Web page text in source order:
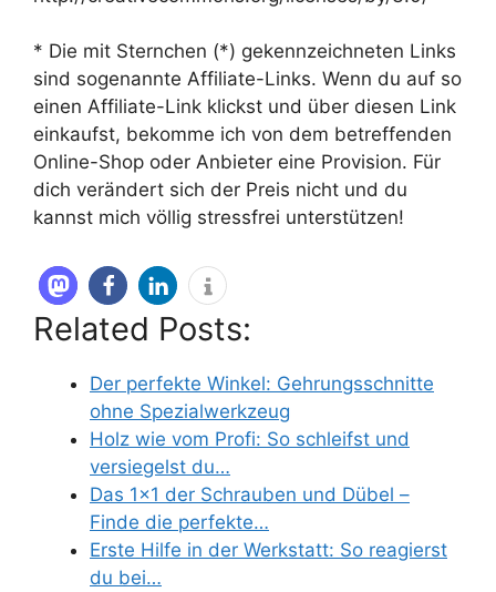
* Die mit Sternchen (*) gekennzeichneten Links
sind sogenannte Affiliate-Links. Wenn du auf so
einen Affiliate-Link klickst und über diesen Link
einkaufst, bekomme ich von dem betreffenden
Online-Shop oder Anbieter eine Provision. Für
dich verändert sich der Preis nicht und du
kannst mich völlig stressfrei unterstützen!
Related Posts:
Der perfekte Winkel: Gehrungsschnitte
ohne Spezialwerkzeug
Holz wie vom Profi: So schleifst und
versiegelst du…
Das 1x1 der Schrauben und Dübel –
Finde die perfekte…
Erste Hilfe in der Werkstatt: So reagierst
du bei…